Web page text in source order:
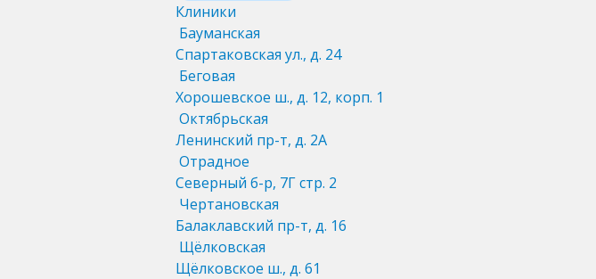
Клиники
Бауманская
Спартаковская ул., д. 24
Беговая
Хорошевское ш., д. 12, корп. 1
Октябрьская
Ленинский пр-т, д. 2А
Отрадное
Северный б-р, 7Г стр. 2
Чертановская
Балаклавский пр-т, д. 16
Щёлковская
Щёлковское ш., д. 61